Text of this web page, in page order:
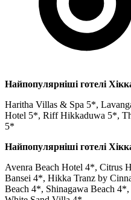
Найпопулярніші готелі
Haritha Villas & Spa 5*,
Hotel 5*, Riff Hikkaduwa 5*,
5*
Найпопулярніші готелі
Avenra Beach Hotel 4*, Citrus
Bansei 4*, Hikka Tranz by
Beach 4*, Shinagawa Beach